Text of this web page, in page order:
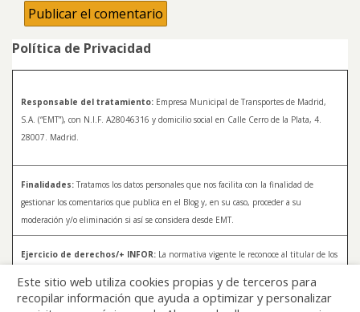
Política de Privacidad
Responsable del tratamiento: Empresa Municipal de Transportes de Madrid,
S.A. (“EMT”), con N.I.F. A28046316 y domicilio social en Calle Cerro de la Plata, 4.
28007. Madrid.
Finalidades: Tratamos los datos personales que nos facilita con la finalidad de
gestionar los comentarios que publica en el Blog y, en su caso, proceder a su
moderación y/o eliminación si así se considera desde EMT.
Ejercicio de derechos/+ INFOR: La normativa vigente le reconoce al titular de los
rectificar y a solicitar la supresión de sus datos. Para más información sobre el
tratamiento de sus datos y la forma en que puede ejercer sus derechos, consulte la
Este sitio web utiliza cookies propias y de terceros para
recopilar información que ayuda a optimizar y personalizar